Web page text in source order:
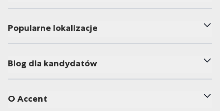
Popularne lokalizacje
Blog dla kandydatów
O Accent